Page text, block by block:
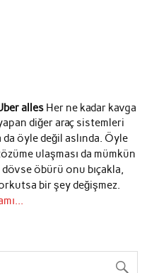
alles Her ne kadar kavga
diğer araç sistemleri
öyle değil aslında. Öyle
ulaşması da mümkün
öbürü onu bıçakla,
bir şey değişmez.